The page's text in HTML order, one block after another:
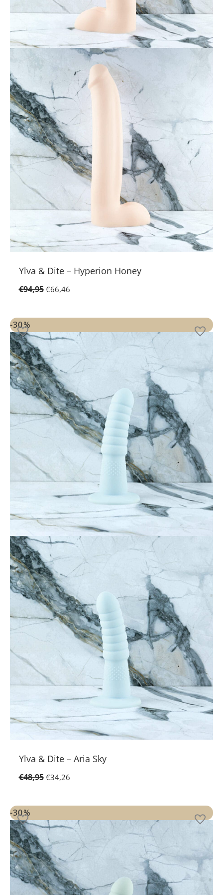
Ylva & Dite – Hyperion Honey
€94,95 €66,46
-30%
Ylva & Dite – Aria Sky
€48,95
was:
€48,95.
€34,26
is:
€34,26.
-30%
was:
€48,95.
is:
€34,26.